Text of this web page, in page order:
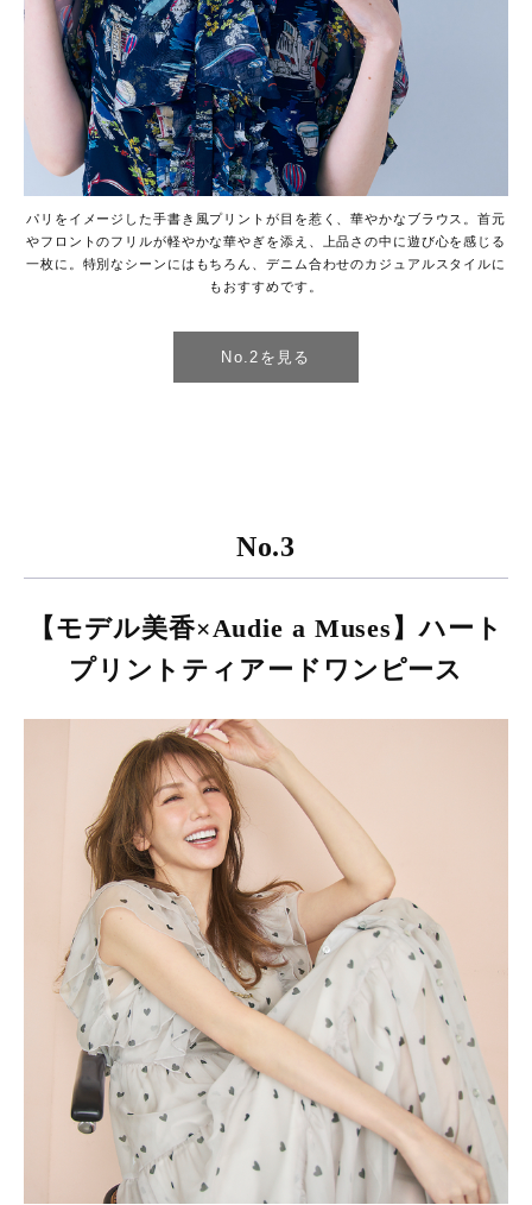
パリをイメージした手書き風プリントが目を惹く、華やかなブラウス。首元
やフロントのフリルが軽やかな華やぎを添え、上品さの中に遊び心を感じる
一枚に。特別なシーンにはもちろん、デニム合わせのカジュアルスタイルに
もおすすめです。
No.2を見る
No.3
【モデル美香×Audie a Muses】ハート
プリントティアードワンピース